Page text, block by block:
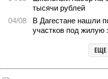
В Дагестане после ливней 18 сёл
(фото: Министерство